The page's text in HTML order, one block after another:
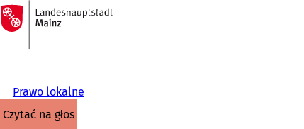
Przejdź do treści
Do
strony
głównej
Prawo lokalne
czytać na głos